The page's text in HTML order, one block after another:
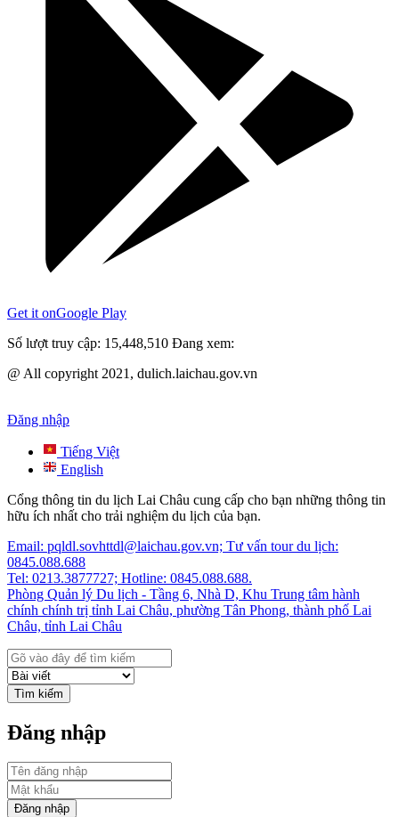
Get it onGoogle Play
Số lượt truy cập: 15,448,510 Đang xem:
@ All copyright 2021, dulich.laichau.gov.vn
Đăng nhập
Tiếng Việt
English
Cổng thông tin du lịch Lai Châu cung cấp cho bạn những thông tin
hữu ích nhất cho trải nghiệm du lịch của bạn.
Email: pqldl.sovhttdl@laichau.gov.vn; Tư vấn tour du lịch:
0845.088.688
Tel: 0213.3877727; Hotline: 0845.088.688.
Phòng Quản lý Du lịch - Tầng 6, Nhà D, Khu Trung tâm hành
chính chính trị tỉnh Lai Châu, phường Tân Phong, thành phố Lai
Châu, tỉnh Lai Châu
Tìm kiếm
Đăng nhập
Đăng nhập